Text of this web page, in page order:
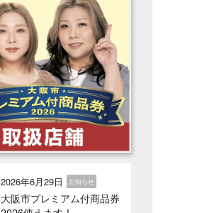
2026年6月29日 お知らせ
大阪市プレミアム付商品券